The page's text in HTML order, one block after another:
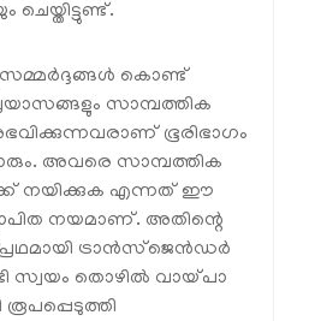
ചെയ്തിട്ടുണ്ട്.
കൊണ്ട്
സാമ്പത്തിക
ഭൂരിഭാഗം
അവരെ സാമ്പത്തിക
നയിക്കുക എന്നത് ഈ
നയമാണ്. അതിന്റെ
ട്രാന്‍സ്‌ജെന്‍ഡര്‍
സ്വയം തൊഴില്‍ വായ്പാ